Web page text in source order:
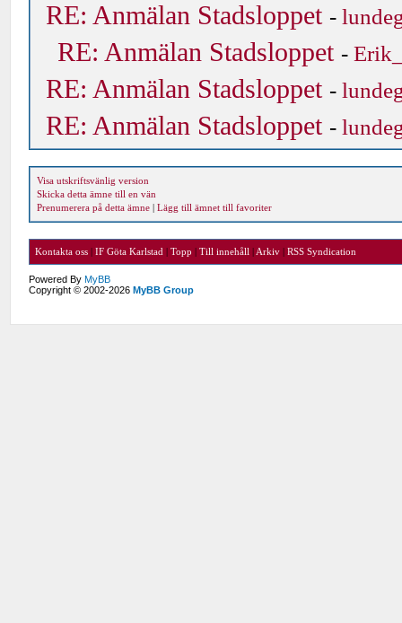
RE: Anmälan Stadsloppet -
RE: Anmälan Stadsloppet -
RE: Anmälan Stadsloppet -
RE: Anmälan Stadsloppet -
Visa utskriftsvänlig version
Skicka detta ämne till en vän
Prenumerera på detta ämne |Lägg till ämnet till favoriter
Kontakta oss |IF Göta Karlstad |Topp |Till innehåll | Arkiv |RSS Syndication
Powered ByMyBB
Copyright © 2002-2026MyBB Group